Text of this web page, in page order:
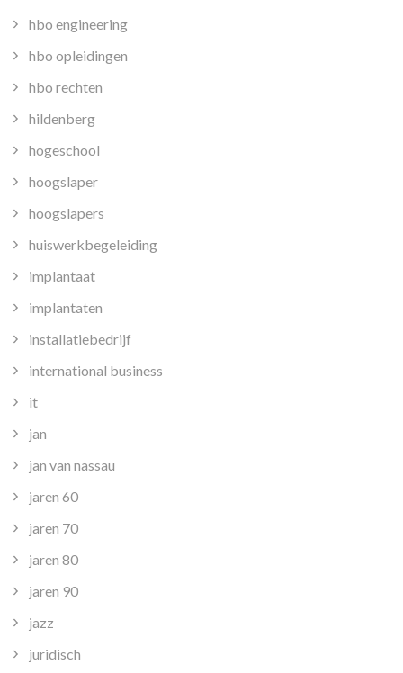
hbo engineering
hbo opleidingen
hbo rechten
hildenberg
hogeschool
hoogslaper
hoogslapers
huiswerkbegeleiding
implantaat
implantaten
installatiebedrijf
international business
it
jan
jan van nassau
jaren 60
jaren 70
jaren 80
jaren 90
jazz
juridisch